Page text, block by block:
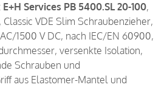
E+H Services PB 5400.SL 20-100,
VDE Slim Schraubenzieher,
1500 V DC, nach IEC/EN 60900,
versenkte Isolation,
Schrauben und
aus Elastomer-Mantel und